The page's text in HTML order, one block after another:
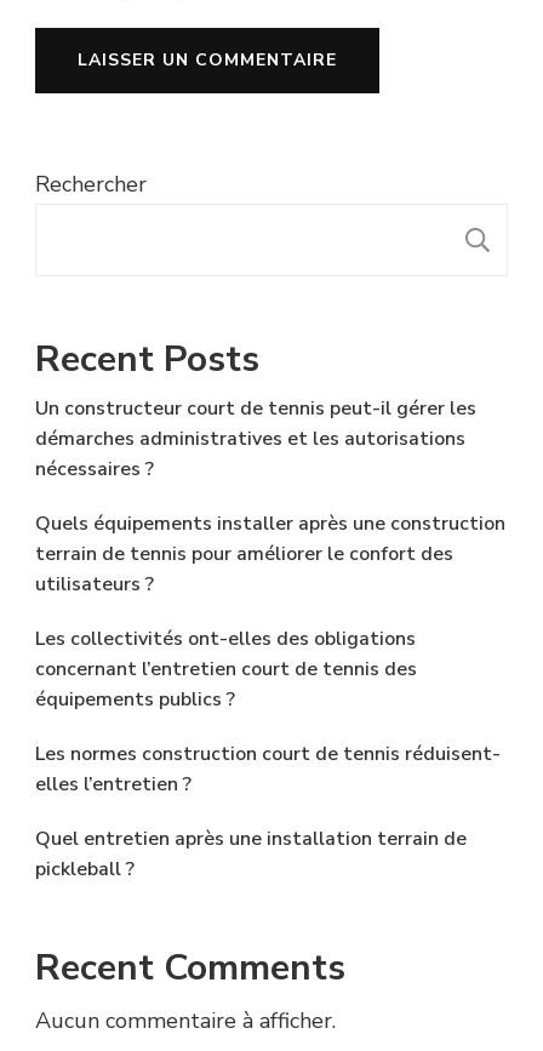
Rechercher
Recent Posts
Un constructeur court de tennis peut-il gérer les
démarches administratives et les autorisations
nécessaires ?
Quels équipements installer après une construction
terrain de tennis pour améliorer le confort des
utilisateurs ?
Les collectivités ont-elles des obligations
concernant l’entretien court de tennis des
équipements publics ?
Les normes construction court de tennis réduisent-
elles l’entretien ?
Quel entretien après une installation terrain de
pickleball ?
Recent Comments
Aucun commentaire à afficher.